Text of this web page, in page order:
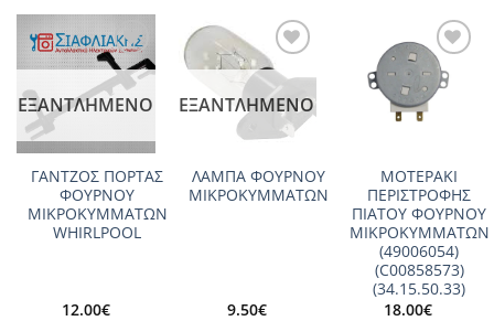
Add to
wishlist
ΕΞΑΝΤΛΗΜΈΝΟ
ΓΑΝΤΖΟΣ ΠΟΡΤΑΣ
ΦΟΥΡΝΟΥ
ΜΙΚΡΟΚΥΜΜΑΤΩΝ
WHIRLPOOL
12.00€
Add to
wishlist
ΕΞΑΝΤΛΗΜΈΝΟ
ΛΑΜΠΑ ΦΟΥΡΝΟΥ
ΜΙΚΡΟΚΥΜΜΑΤΩΝ
9.50€
Add to
wishlist
ΜΟΤΕΡΑΚΙ
ΠΕΡΙΣΤΡΟΦΗΣ
ΠΙΑΤΟΥ ΦΟΥΡΝΟΥ
ΜΙΚΡΟΚΥΜΜΑΤΩΝ
(49006054)
(C00858573)
(34.15.50.33)
18.00€